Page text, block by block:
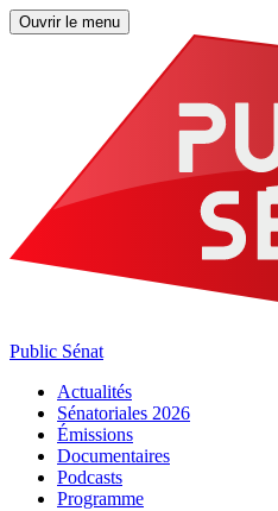
Ouvrir le menu
Public Sénat
Actualités
Sénatoriales 2026
Émissions
Documentaires
Podcasts
Programme